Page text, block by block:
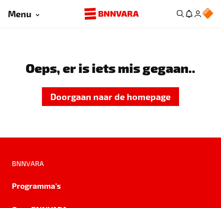
Menu
Oeps, er is iets mis gegaan..
Doorgaan naar de homepage
BNNVARA
Programma's